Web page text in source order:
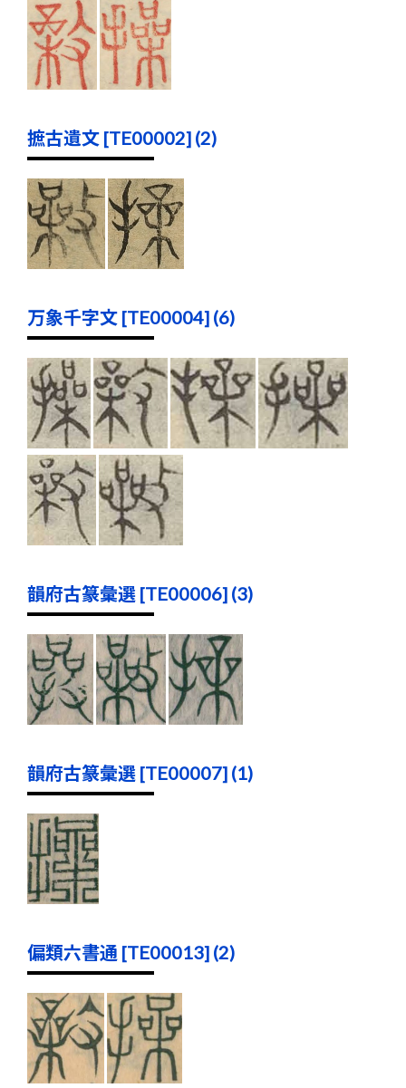
摭古遺文 [TE00002] (2)
万象千字文 [TE00004] (6)
韻府古篆彙選 [TE00006] (3)
韻府古篆彙選 [TE00007] (1)
偏類六書通 [TE00013] (2)